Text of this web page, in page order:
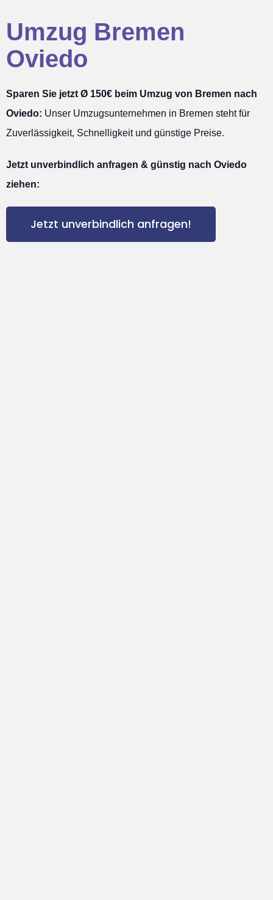
Umzug Bremen
Oviedo
Sparen Sie jetzt Ø 150€ beim Umzug von Bremen nach
Oviedo: Unser Umzugsunternehmen in Bremen steht für
Zuverlässigkeit, Schnelligkeit und günstige Preise.
Jetzt unverbindlich anfragen & günstig nach Oviedo
ziehen:
Jetzt unverbindlich anfragen!